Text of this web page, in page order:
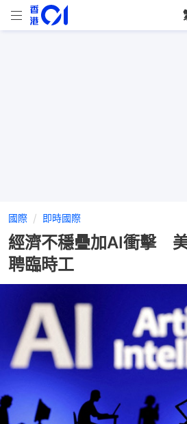
國際 即時國際
經濟不穩疊加AI衝擊
聘臨時工